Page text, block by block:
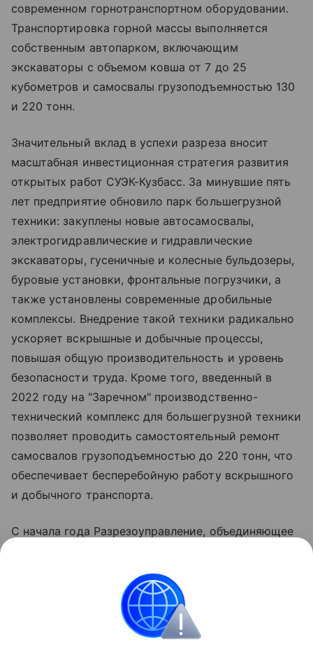
современном горнотранспортном оборудовании.
Транспортировка горной массы выполняется
собственным автопарком, включающим
экскаваторы с объемом ковша от 7 до 25
кубометров и самосвалы грузоподъемностью 130
и 220 тонн.
Значительный вклад в успехи разреза вносит
масштабная инвестиционная стратегия развития
открытых работ СУЭК-Кузбасс. За минувшие пять
лет предприятие обновило парк большегрузной
техники: закуплены новые автосамосвалы,
электрогидравлические и гидравлические
экскаваторы, гусеничные и колесные бульдозеры,
буровые установки, фронтальные погрузчики, а
также установлены современные дробильные
комплексы. Внедрение такой техники радикально
ускоряет вскрышные и добычные процессы,
повышая общую производительность и уровень
безопасности труда. Кроме того, введенный в
2022 году на "Заречном" производственно-
технический комплекс для большегрузной техники
позволяет проводить самостоятельный ремонт
самосвалов грузоподъемностью до 220 тонн, что
обеспечивает бесперебойную работу вскрышного
и добычного транспорта.
С начала года Разрезоуправление, объединяющее
демонстрирует опережение плановых
показателей. По итогам семи месяцев
фактическая добыча угля достигла 2,9 миллиона